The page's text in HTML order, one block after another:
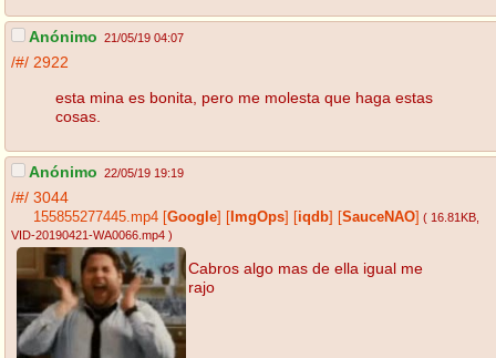
Anónimo 21/05/19 04:07
/#/ 2922
esta mina es bonita, pero me molesta que haga estas
cosas.
Anónimo 22/05/19 19:19
/#/ 3044
155855277445.mp4 [Google] [ ImgOps] [iqdb] [SauceNAO] ( 16.81KB
VID-20190421-WA0066.mp4 )
Cabros algo mas de ella igual me
rajo